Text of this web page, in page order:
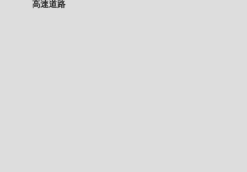
高速道路